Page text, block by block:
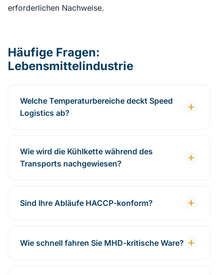
erforderlichen Nachweise.
Häufige Fragen:
Lebensmittelindustrie
Welche Temperaturbereiche deckt Speed
Logistics ab?
Wie wird die Kühlkette während des
Transports nachgewiesen?
Sind Ihre Abläufe HACCP-konform?
Wie schnell fahren Sie MHD-kritische Ware?